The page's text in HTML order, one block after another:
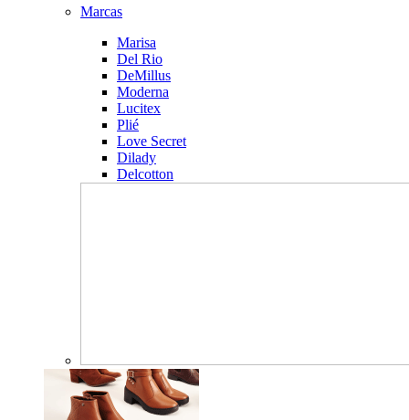
Marcas
Marisa
Del Rio
DeMillus
Moderna
Lucitex
Plié
Love Secret
Dilady
Delcotton